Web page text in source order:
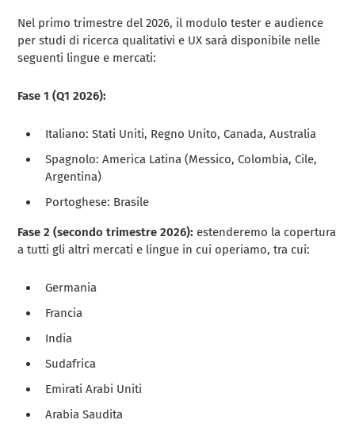
Nel primo trimestre del 2026, il modulo tester e audience
per studi di ricerca qualitativi e UX sarà disponibile nelle
seguenti lingue e mercati:
Fase 1 (Q1 2026):
Italiano: Stati Uniti, Regno Unito, Canada, Australia
Spagnolo: America Latina (Messico, Colombia, Cile,
Argentina)
Portoghese: Brasile
Fase 2 (secondo trimestre 2026): estenderemo la copertura
a tutti gli altri mercati e lingue in cui operiamo, tra cui:
Germania
Francia
India
Sudafrica
Emirati Arabi Uniti
Arabia Saudita